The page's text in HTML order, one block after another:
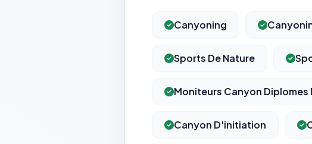
Canyoning
Sports De Nature
Moniteurs Canyon Diplomes
Canyon D'initiation